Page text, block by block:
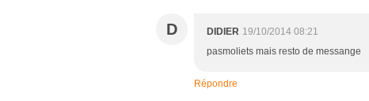
D DIDIER 19/10/2014 08:21
pasmoliets mais resto de messange
Répondre